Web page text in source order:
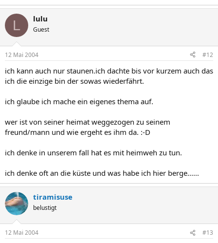
L lulu
Guest
12 Mai 2004 #12
ich kann auch nur staunen.ich dachte bis vor kurzem auch das
ich die einzige bin der sowas wiederfährt.
ich glaube ich mache ein eigenes thema auf.
wer ist von seiner heimat weggezogen zu seinem
freund/mann und wie ergeht es ihm da. :-D
ich denke in unserem fall hat es mit heimweh zu tun.
ich denke oft an die küste und was habe ich hier berge......
tiramisuse
belustigt
12 Mai 2004 #13